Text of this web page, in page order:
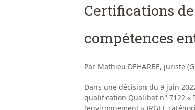
Certifications
compétences
Par Mathieu DEHARBE, juriste
Dans une décision du 9 juin
qualification Qualibat n° 7122
l’environnement » (RGE),